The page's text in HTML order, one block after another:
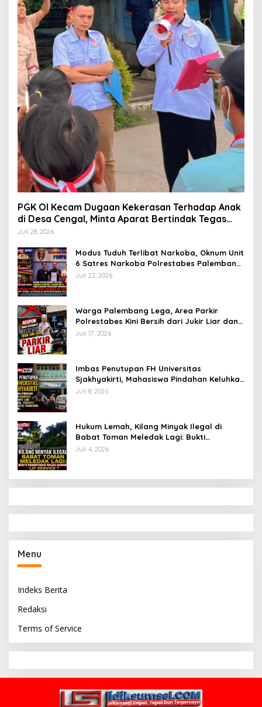
PGK OI Kecam Dugaan Kekerasan Terhadap Anak
di Desa Cengal, Minta Aparat Bertindak Tegas
Jika Terbukti
Juli 28, 2026
Modus Tuduh Terlibat Narkoba, Oknum Unit
6 Satres Narkoba Polrestabes Palembang
Diduga Peras Istri Korban Rp40 Juta, GPP
Juli 22, 2026
Warga Palembang Lega, Area Parkir
Polrestabes Kini Bersih dari Jukir Liar dan
Gratis
Juli 17, 2026
Imbas Penutupan FH Universitas
Sjakhyakirti, Mahasiswa Pindahan Keluhkan
Birokrasi Ruwet di Universitas Tamansiswa
Juli 8, 2026
Hukum Lemah, Kilang Minyak Ilegal di
Babat Toman Meledak Lagi: Bukti
Penertiban Polda Sumsel Hanya ‘Lip
Juli 4, 2026
Menu
Indeks Berita
Redaksi
Terms of Service